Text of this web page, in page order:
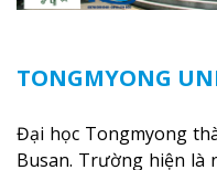
TONGMYONG
Đại học Tongmyong
Busan. Trường hiện là